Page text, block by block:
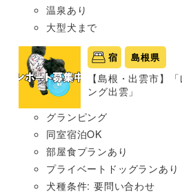
温泉あり
大型犬まで
宿 島根県
【島根・出雲市】
ング出雲」
グランピング
同室宿泊OK
部屋食プランあり
プライベートドッグランあり
犬種条件: 要問い合わせ